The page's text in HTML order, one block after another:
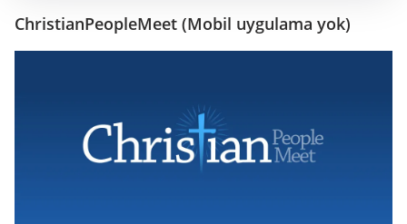
ChristianPeopleMeet (Mobil uygulama yok)